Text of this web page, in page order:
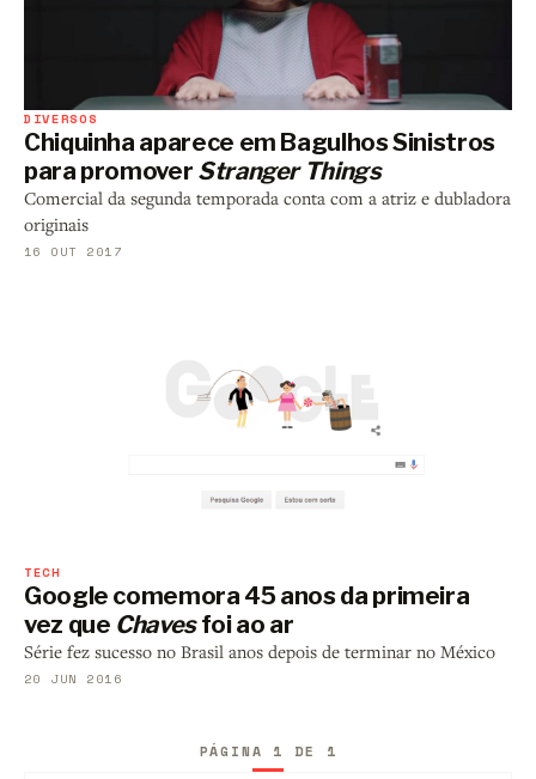
DIVERSOS
Chiquinha aparece em Bagulhos Sinistros
para promover Stranger Things
Comercial da segunda temporada conta com a atriz e dubladora
originais
16 OUT 2017
TECH
Google comemora 45 anos da primeira
vez que Chavesfoi ao ar
Série fez sucesso no Brasil anos depois de terminar no México
20 JUN 2016
PÁGINA 1 DE 1